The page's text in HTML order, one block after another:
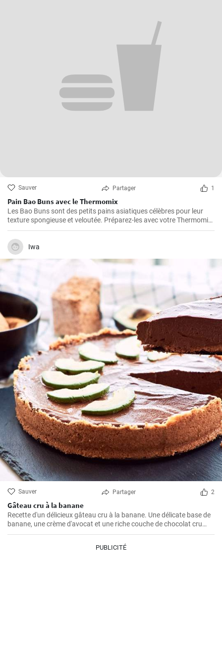
Sauver Partager 1
Pain Bao Buns avec le Thermomix
Les Bao Buns sont des petits pains asiatiques célèbres pour leur
texture spongieuse et veloutée. Préparez-les avec votre Thermomix
pour un résultat excitant et délicieux, en faisant d'abord cuire la
pâte à la vapeur, puis en la fourrant. Pour réussir vos Bao Buns, il
est essentiel de laisser la pâte durcir suffisamment longtemps.
Iwa
Sauver Partager 2
Gâteau cru à la banane
Recette d'un délicieux gâteau cru à la banane. Une délicate base de
banane, une crème d'avocat et une riche couche de chocolat cru
créent une parfaite harmonie de saveurs.
PUBLICITÉ